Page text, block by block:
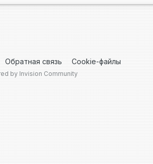
Обратная связь Cookie-файлы
by Invision Community